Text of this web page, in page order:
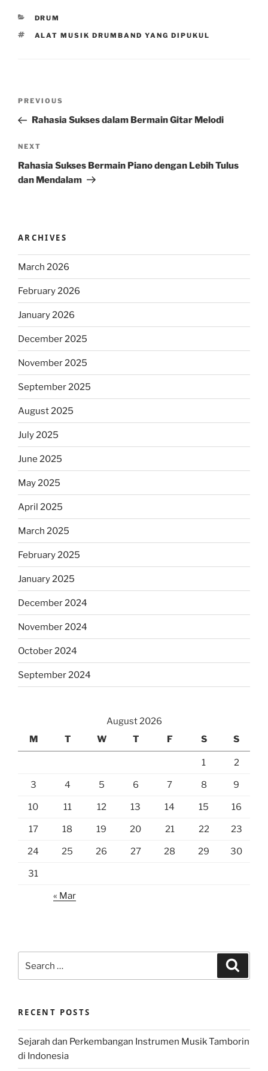
CATEGORIES
DRUM
TAGS
ALAT MUSIK DRUMBAND YANG DIPUKUL
Previous
Post
PREVIOUS
Rahasia Sukses dalam Bermain Gitar Melodi
Next
Post
NEXT
Rahasia Sukses Bermain Piano dengan Lebih Tulus
dan Mendalam
ARCHIVES
March 2026
February 2026
January 2026
December 2025
November 2025
September 2025
August 2025
July 2025
June 2025
May 2025
April 2025
March 2025
February 2025
January 2025
December 2024
November 2024
October 2024
September 2024
August 2026
M
T W T F S S
1 2
3 4 5 6 7 8 9
10 11 12 13 14 15 16
17 18 19 20 21 22 23
24 25 26 27 28 29 30
31
« Mar
for:
RECENT POSTS
Sejarah dan Perkembangan Instrumen Musik Tamborin
di Indonesia